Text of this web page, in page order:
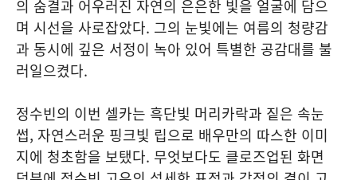
의 숨결과 어우러진 자연의 은은한 빛을 얼굴에 담으
며 시선을 사로잡았다. 그의 눈빛에는 여름의 청량감
과 동시에 깊은 서정이 녹아 있어 특별한 공감대를 불
러일으켰다.
정수빈의 이번 셀카는 흑단빛 머리카락과 짙은 속눈
썹, 자연스러운 핑크빛 립으로 배우만의 따스한 이미
지에 청초함을 보탰다. 무엇보다도 클로즈업된 화면